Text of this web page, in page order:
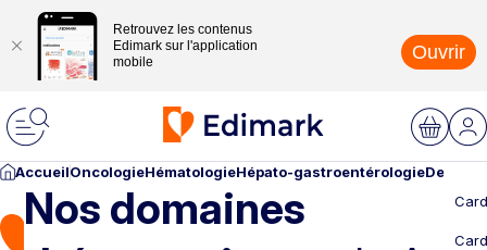
Retrouvez les contenus
Edimark sur l'application
mobile
Ouvrir
AccueilOncologieHématologieHépato-gastroentérologie
Nos domaines